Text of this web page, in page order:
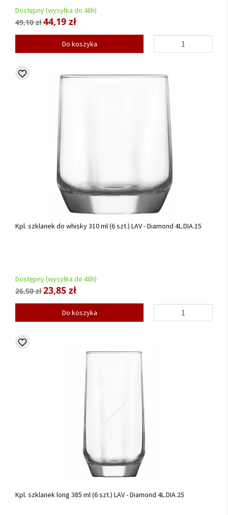
Dostępny (wysyłka do 48h)
49,10 zł44,19 zł
Do koszyka
Kpl. szklanek do whisky 310 ml (6 szt.) LAV - Diamond 4L.DIA.15
Dostępny (wysyłka do 48h)
26,50 zł23,85 zł
Do koszyka
Kpl. szklanek long 385 ml (6 szt.) LAV - Diamond 4L.DIA.25